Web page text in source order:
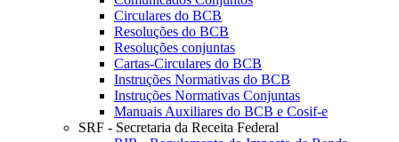
Circulares do BCB
Resoluções do BCB
Resoluções conjuntas
Cartas-Circulares do BCB
Instruções Normativas do BCB
Instruções Normativas Conjuntas
Manuais Auxiliares do BCB e Cosif-e
SRF - Secretaria da Receita Federal